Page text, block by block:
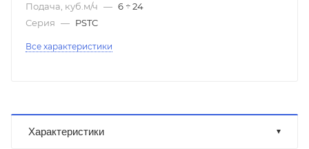
Подача, куб.м/ч — 6 ÷ 24
Серия — PSTC
Все характеристики
Характеристики